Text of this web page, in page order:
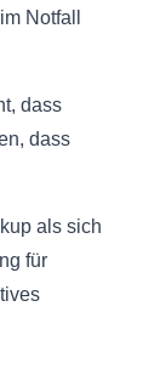
Notfall
dass
dass
als sich
für